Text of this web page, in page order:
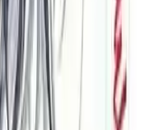
puan alan
Gençlik
değerlendirmesine
başarısını ve
Okuyucular,
takdir ediyorlar.